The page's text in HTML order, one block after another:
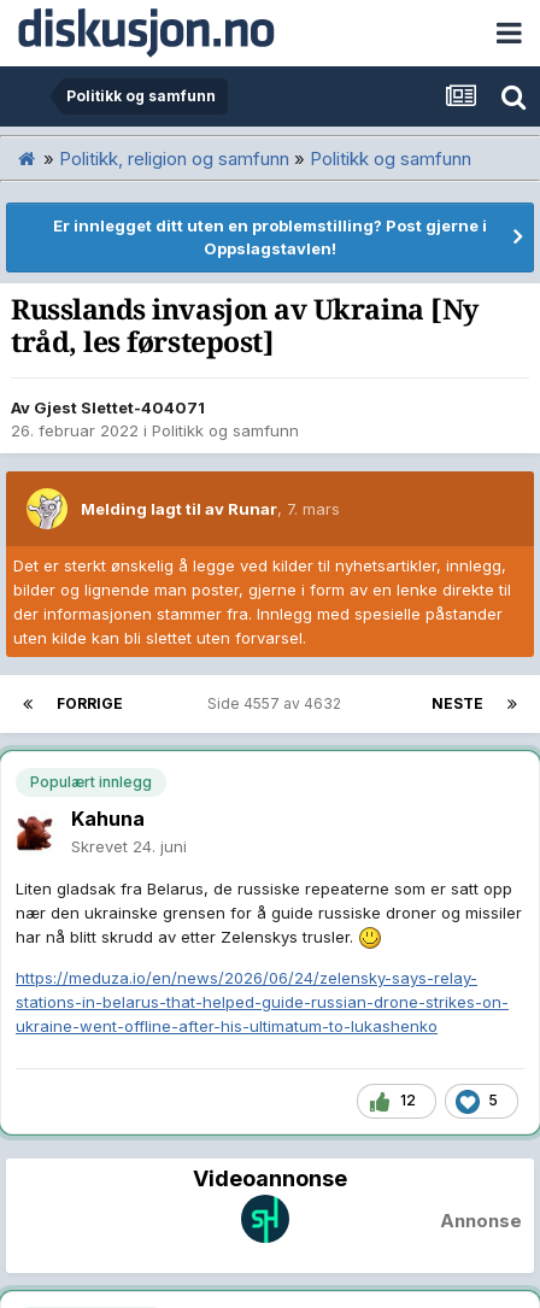
Politikk og samfunn
» Politikk, religion og samfunn » Politikk og samfunn
Er innlegget ditt uten en problemstilling? Post gjerne i
Oppslagstavlen!
Russlands invasjon av Ukraina [Ny
tråd, les førstepost]
Av Gjest Slettet-404071
26. februar 2022 i Politikk og samfunn
Melding lagt til av Runar, 7. mars
Det er sterkt ønskelig å legge ved kilder til nyhetsartikler, innlegg,
bilder og lignende man poster, gjerne i form av en lenke direkte til
der informasjonen stammer fra. Innlegg med spesielle påstander
uten kilde kan bli slettet uten forvarsel.
FORRIGE NESTE
Side 4557 av 4632
Populært innlegg
Kahuna
Skrevet 24. juni
Liten gladsak fra Belarus, de russiske repeaterne som er satt opp
nær den ukrainske grensen for å guide russiske droner og missiler
har nå blitt skrudd av etter Zelenskys trusler.
https://meduza.io/en/news/2026/06/24/zelensky-says-relay-
stations-in-belarus-that-helped-guide-russian-drone-strikes-on-
ukraine-went-offline-after-his-ultimatum-to-lukashenko
12 5
Videoannonse
Annonse